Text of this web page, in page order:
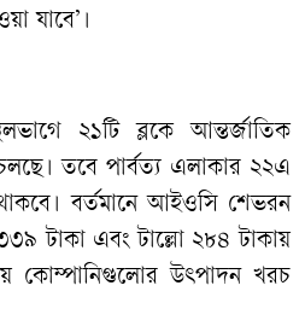
যাবে’।
২১টি ব্লকে আন্তর্জাতিক
তবে পার্বত্য এলাকার ২২এ
বর্তমানে আইওসি শেভরন
টাকা এবং টাল্লো ২৮৪ টাকায়
কোম্পানিগুলোর উৎপাদন খরচ